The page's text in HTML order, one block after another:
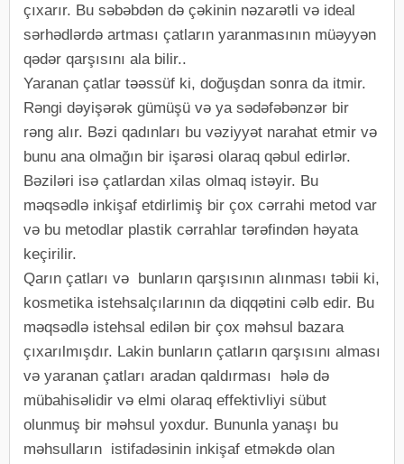
çıxarır. Bu səbəbdən də çəkinin nəzarətli və ideal
sərhədlərdə artması çatların yaranmasının müəyyən
qədər qarşısını ala bilir..
Yaranan çatlar təəssüf ki, doğuşdan sonra da itmir.
Rəngi dəyişərək gümüşü və ya sədəfəbənzər bir
rəng alır. Bəzi qadınları bu vəziyyət narahat etmir və
bunu ana olmağın bir işarəsi olaraq qəbul edirlər.
Bəziləri isə çatlardan xilas olmaq istəyir. Bu
məqsədlə inkişaf etdirlimiş bir çox cərrahi metod var
və bu metodlar plastik cərrahlar tərəfindən həyata
keçirilir.
Qarın çatları və bunların qarşısının alınması təbii ki,
kosmetika istehsalçılarının da diqqətini cəlb edir. Bu
məqsədlə istehsal edilən bir çox məhsul bazara
çıxarılmışdır. Lakin bunların çatların qarşısını alması
və yaranan çatları aradan qaldırması hələ də
mübahisəlidir və elmi olaraq effektivliyi sübut
olunmuş bir məhsul yoxdur. Bununla yanaşı bu
məhsulların istifadəsinin inkişaf etməkdə olan